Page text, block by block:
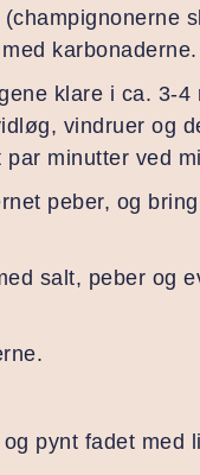
karbonaderne.
klare i ca. 3-4
vindruer og
minutter ved
peber, og
salt, peber og
pynt fadet med